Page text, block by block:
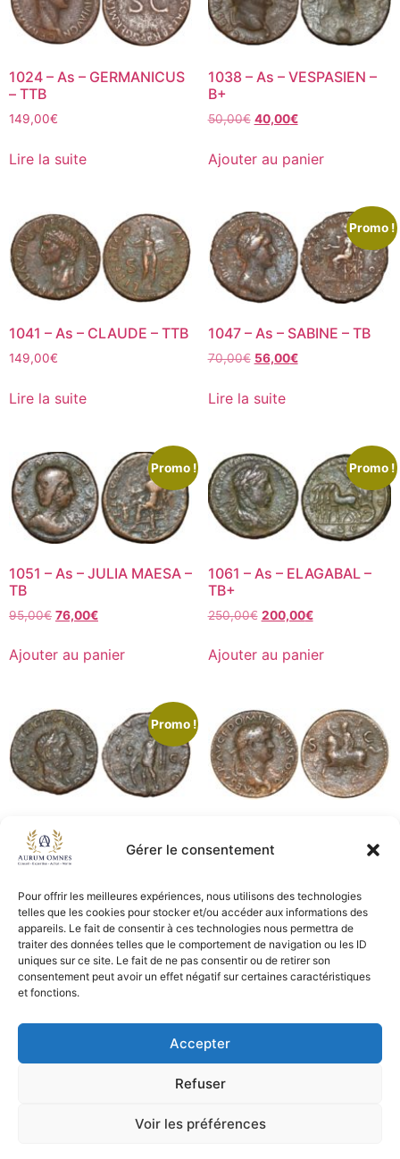
Gérer le consentement
Pour offrir les meilleures expériences, nous utilisons des technologies
telles que les cookies pour stocker et/ou accéder aux informations des
appareils. Le fait de consentir à ces technologies nous permettra de
traiter des données telles que le comportement de navigation ou les ID
uniques sur ce site. Le fait de ne pas consentir ou de retirer son
consentement peut avoir un effet négatif sur certaines caractéristiques
et fonctions.
Accepter
Refuser
Voir les préférences
1024 – As – GERMANICUS
– TTB
149,00€
Lire la suite
1038 – As – VESPASIEN –
B+
50,00€ 40,00€
Ajouter au panier
1041 – As – CLAUDE – TTB
149,00€
Lire la suite
Promo !
1047 – As – SABINE – TB
70,00€ 56,00€
Lire la suite
Promo !
1051 – As – JULIA MAESA –
TB
95,00€ 76,00€
Ajouter au panier
Promo !
1061 – As – ELAGABAL –
TB+
250,00€ 200,00€
Ajouter au panier
Promo !
1085 – As – GALLIEN – TB+
90,00€ 72,00
Ajouter au panier
90,00€
Lire la suite
CGV - CGL
Copyright © 2026 Aurum Omnes